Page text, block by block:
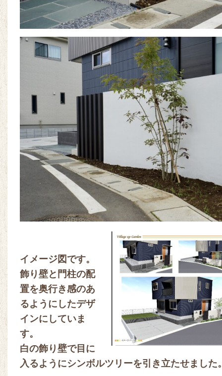
イメージ図です。
飾り壁と門柱の配
置を奥行き感のあ
るようにしたデザ
インにしていま
す。
白の飾り壁で目に
入るようにシンボルツリーを引き立たせました